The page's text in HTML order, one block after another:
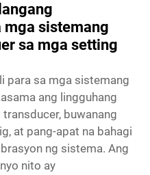
mga sistemang
sa mga setting
para sa mga sistemang
ang lingguhang
buwanang
at pang-apat na bahagi
ng sistema. Ang
nito ay